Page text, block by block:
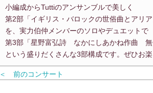
小編成からTuttiのアンサンブルで美しく
第2部「イギリス・バロックの世俗曲とアリ
を、実力伯仲メンバーのソロやデュエットで
第3部「星野富弘詩 なかにしあかね作曲
という盛りだくさんな3部構成です。ぜひお
＜ 前のコンサート